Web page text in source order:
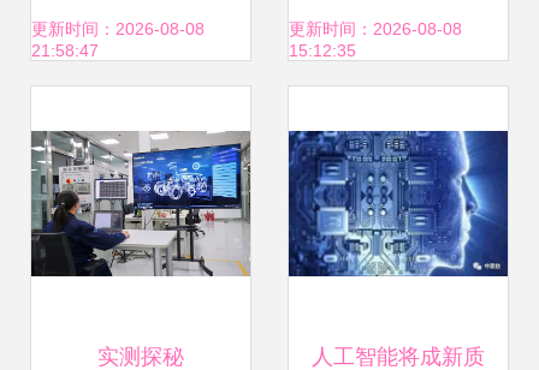
龙助力文旅“破”屏
更新时间：2026-08-08
21:58:47
术与研发的硬核之
更新时间：2026-08-08
15:12:35
实测探秘 人工智能将成新质